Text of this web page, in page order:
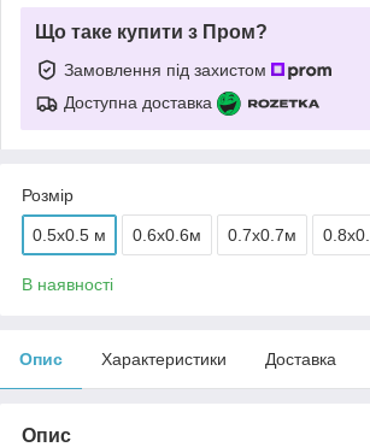
Що таке купити з Пром?
Замовлення під захистом
Доступна доставка
Розмір
0.5x0.5 м 0.6х0.6м 0.7х0.7м
В наявності
Опис Характеристики Доставка
Опис